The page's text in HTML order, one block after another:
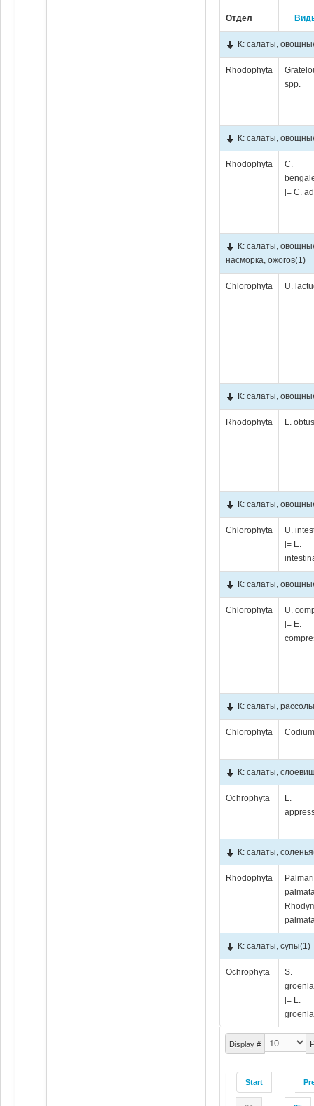
Отдел
Display #
Start
К: салаты,
Rhodophyta
spp.
К: салаты,
Rhodophyta
C.
[= C.
К: салаты,
насморка, ожогов(1)
Chlorophyta U.
К: салаты,
Rhodophyta L.
К: салаты,
Chlorophyta
U.
[= E.
К: салаты,
Chlorophyta
U.
[= E.
К: салаты,
Chlorophyta
К: салаты,
Ochrophyta
L.
К: салаты, соленья
Rhodophyta
К: салаты, супы(1)
Ochrophyta
S.
[= L.